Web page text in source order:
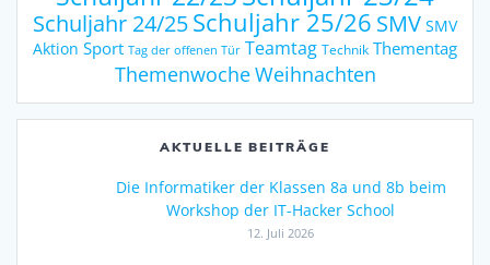
Schuljahr 24/25Schuljahr 25/26 SMV SMV
Aktion Sport Tag der offenen Tür Teamtag Technik Thementag
ThemenwocheWeihnachten
AKTUELLE BEITRÄGE
Die Informatiker der Klassen 8a und 8b beim
Workshop der IT-Hacker School
12. Juli 2026